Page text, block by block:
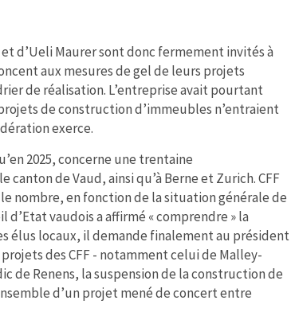
d’Ueli Maurer sont donc fermement invités à
aux mesures de gel de leurs projets
de réalisation. L’entreprise avait pourtant
de construction d’immeubles n’entraient
exerce.
2025, concerne une trentaine
de Vaud, ainsi qu’à Berne et Zurich. CFF
nombre, en fonction de la situation générale de
vaudois a affirmé « comprendre » la
élus locaux, il demande finalement au président
des CFF - notamment celui de Malley-
de Renens, la suspension de la construction de
d’un projet mené de concert entre